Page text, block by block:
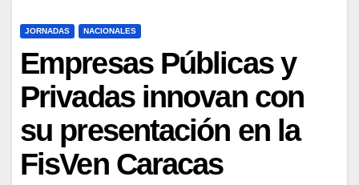
JORNADAS NACIONALES
Empresas Públicas y
Privadas innovan con
su presentación en la
FisVen Caracas